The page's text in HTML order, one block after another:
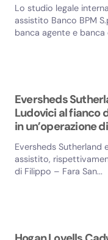
Lo studio legale
assistito Banco BPM
banca agente e banca
Eversheds
Ludovici al fianco
in un’operazione
Eversheds Sutherland
assistito,
di Filippo – Fara San...